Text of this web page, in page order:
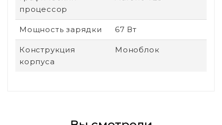
процессор
Мощность зарядки 67 Вт
Конструкция
корпуса
Моноблок